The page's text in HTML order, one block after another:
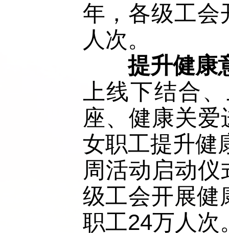
年，各级工会
人次。
提升健康
上线下结合
座、健康关
女职工提升健
周活动启动
级工会开展健
职工24万人次